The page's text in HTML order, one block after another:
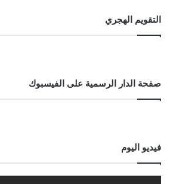
التقويم الهجري
صفحة الدار الرسمية على الفيسبوك
فيديو اليوم